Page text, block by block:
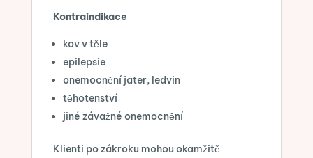
Kontraindikace
kov v těle
epilepsie
onemocnění jater, ledvin
těhotenství
jiné závažné onemocnění
Klienti po zákroku mohou okamžitě